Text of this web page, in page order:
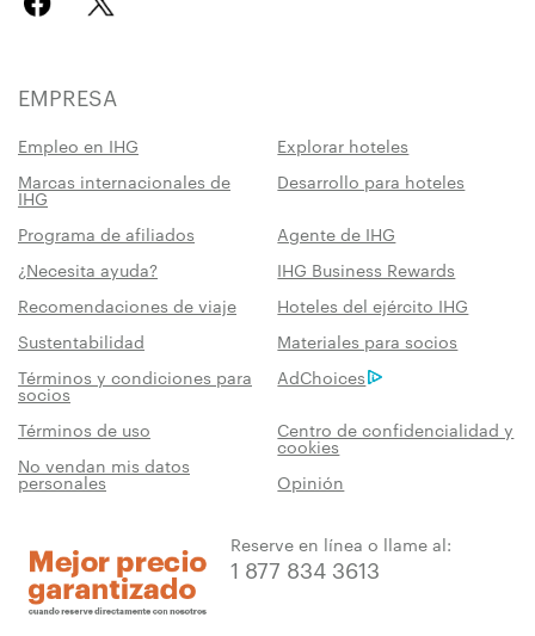
EMPRESA
Empleo en IHG
Explorar hoteles
Marcas internacionales de
IHG
Desarrollo para hoteles
Programa de afiliados
Agente de IHG
¿Necesita ayuda?
IHG Business Rewards
Recomendaciones de viaje
Hoteles del ejército IHG
Sustentabilidad
Materiales para socios
Términos y condiciones para
socios
AdChoices
Términos de uso Centro de confidencialidad y
cookies
No vendan mis datos
personales Opinión
Reserve en línea o llame al:
1 877 834 3613